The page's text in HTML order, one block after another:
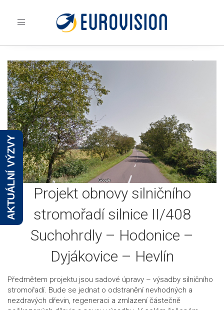
Toggle
Projekt obnovy silničního
stromořadí silnice II/408
Suchohrdly – Hodonice –
Dyjákovice – Hevlín
Předmětem projektu jsou sadové úpravy – výsadby silničního
stromořadí. Bude se jednat o odstranění nevhodných a
nezdravých dřevin, regeneraci a zmlazení částečně
AKTUÁLNÍ VÝZVY